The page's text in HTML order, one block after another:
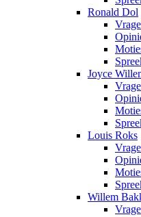
Ronald Dol
Joyce
Louis Roks
Willem